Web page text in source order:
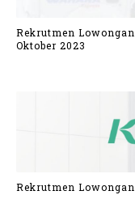
Rekrutmen
Oktober 2023
Rekrutmen